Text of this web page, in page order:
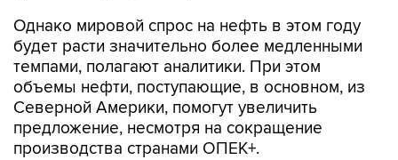
Однако мировой спрос на нефть в этом году
будет расти значительно более медленными
темпами, полагают аналитики. При этом
объемы нефти, поступающие, в основном, из
Северной Америки, помогут увеличить
предложение, несмотря на сокращение
производства странами ОПЕК+.